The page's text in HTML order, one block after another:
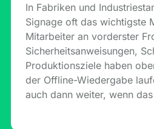
In Fabriken und
Signage oft das wichtigste
Mitarbeiter an vorderster
Sicherheitsanweisungen,
Produktionsziele haben
der Offline-Wiedergabe
auch dann weiter, wenn